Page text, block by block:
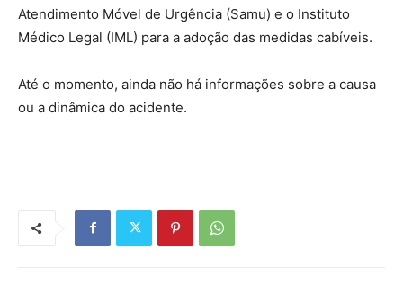
Atendimento Móvel de Urgência (Samu) e o Instituto
Médico Legal (IML) para a adoção das medidas cabíveis.
Até o momento, ainda não há informações sobre a causa
ou a dinâmica do acidente.